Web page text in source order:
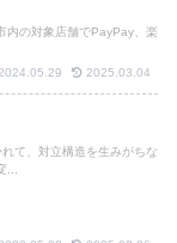
内の対象店舗でPayPay、楽
2025.03.04
て、対立構造を生みがちな